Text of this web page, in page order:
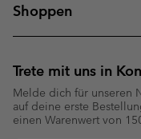
Shoppen
Trete mit uns in
Melde dich für unseren
auf deine erste
einen Warenwert von